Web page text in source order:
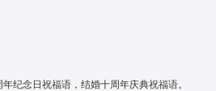
纪念日祝福语，结婚十周年庆典祝福语。